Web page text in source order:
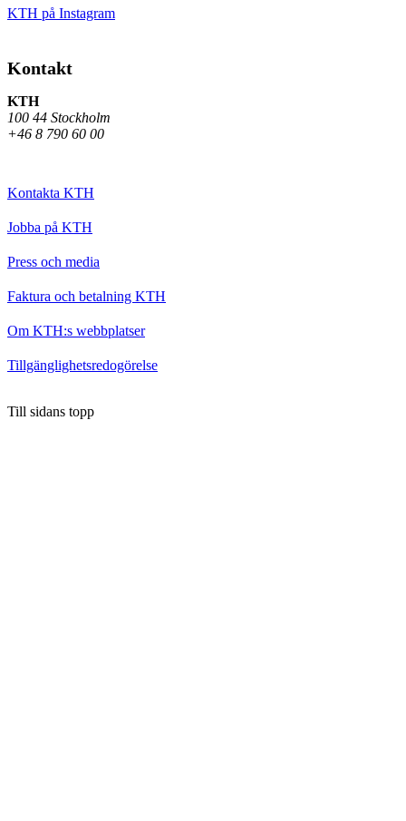
KTH på Instagram
Kontakt
KTH
100 44 Stockholm
+46 8 790 60 00
Kontakta KTH
Jobba på KTH
Press och media
Faktura och betalning KTH
Om KTH:s webbplatser
Tillgänglighetsredogörelse
Till sidans topp